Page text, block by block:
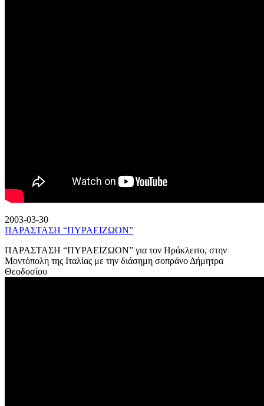
2003-03-30
ΠΑΡΑΣΤΑΣΗ “ΠΥΡΑΕΙΖΩΟΝ”
ΠΑΡΑΣΤΑΣΗ “ΠΥΡΑΕΙΖΩΟΝ” για τον Ηράκλειτο, στην
Μοντόπολη της Ιταλίας με την διάσημη σοπράνο Δήμητρα
Θεοδοσίου